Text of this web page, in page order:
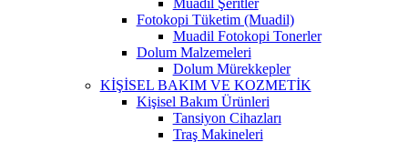
Muadil Şeritler
Fotokopi Tüketim (Muadil)
Muadil Fotokopi Tonerler
Dolum Malzemeleri
Dolum Mürekkepler
KİŞİSEL BAKIM VE KOZMETİK
Kişisel Bakım Ürünleri
Tansiyon Cihazları
Traş Makineleri